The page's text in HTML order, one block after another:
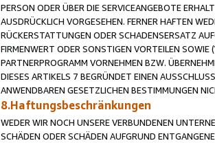
PERSON ODER ÜBER DIE SERVICEANGEBOTE
AUSDRÜCKLICH VORGESEHEN. FERNER HAFTEN
RÜCKERSTATTUNGEN ODER SCHADENSERSATZ
FIRMENWERT ODER SONSTIGEN VORTEILEN
PARTNERPROGRAMM VORNEHMEN BZW.
DIESES ARTIKELS 7 BEGRÜNDET EINEN
ANWENDBAREN GESETZLICHEN BESTIMMUNGEN
8.Haftungsbeschränkungen
WEDER WIR NOCH UNSERE VERBUNDENEN
SCHÄDEN ODER SCHÄDEN AUFGRUND